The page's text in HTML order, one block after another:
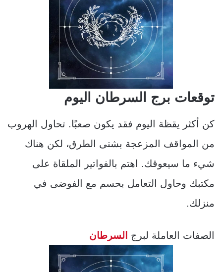
توقعات برج السرطان اليوم
كن أكثر يقظة اليوم فقد يكون صعبًا. تحاول الهروب
من المواقف المزعجة بشتى الطرق، لكن هناك
شيء ما سيعوقك. اهتم بالفواتير الملقاة على
مكتبك وحاول التعامل بحسم مع الفوضى في
منزلك.
الصفات العاملة لبرج السرطان